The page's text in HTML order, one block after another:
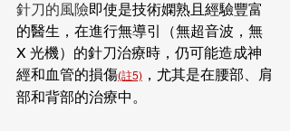
針刀的風險即使是技術嫻熟且經驗豐富
的醫生，在進行無導引（無超音波，無
X 光機）的針刀治療時，仍可能造成神
經和血管的損傷(註5) ，尤其是在腰部、肩
部和背部的治療中。